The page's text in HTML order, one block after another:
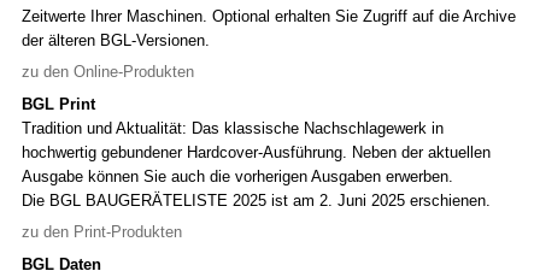
Zeitwerte Ihrer Maschinen. Optional erhalten Sie Zugriff auf die Archive
der älteren BGL-Versionen.
zu den Online-Produkten
BGL Print
Tradition und Aktualität: Das klassische Nachschlagewerk in
hochwertig gebundener Hardcover-Ausführung. Neben der aktuellen
Ausgabe können Sie auch die vorherigen Ausgaben erwerben.
Die BGL BAUGERÄTELISTE 2025 ist am 2. Juni 2025 erschienen.
zu den Print-Produkten
BGL Daten